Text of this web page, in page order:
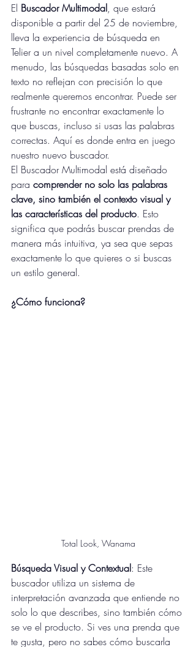
El Buscador Multimodal, que estará
disponible a partir del 25 de noviembre,
lleva la experiencia de búsqueda en
Telier a un nivel completamente nuevo. A
menudo, las búsquedas basadas solo en
texto no reflejan con precisión lo que
realmente queremos encontrar. Puede ser
frustrante no encontrar exactamente lo
que buscas, incluso si usas las palabras
correctas. Aquí es donde entra en juego
nuestro nuevo buscador.
El Buscador Multimodal está diseñado
para comprender no solo las palabras
clave, sino también el contexto visual y
las características del producto. Esto
significa que podrás buscar prendas de
manera más intuitiva, ya sea que sepas
exactamente lo que quieres o si buscas
un estilo general.
¿Cómo funciona?
Total Look, Wanama
Búsqueda Visual y Contextual: Este
buscador utiliza un sistema de
interpretación avanzada que entiende no
solo lo que describes, sino también cómo
se ve el producto. Si ves una prenda que
te gusta, pero no sabes cómo buscarla